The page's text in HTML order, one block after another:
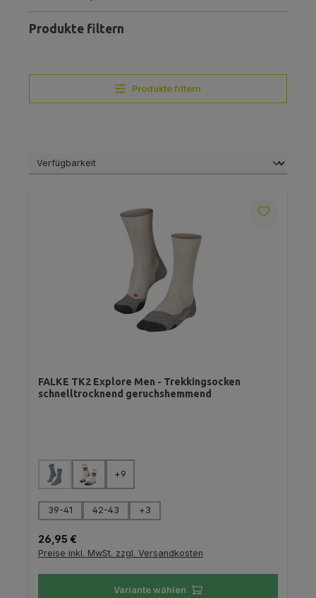
Produkte filtern
Produkte filtern
FALKE TK2 Explore Men - Trekkingsocken
schnelltrocknend geruchshemmend
Farbe auswählen
(Diese Option ist zurzeit nicht verfügbar.)
+9
Größe auswählen
39-41 42-43 +3
Regulärer Preis:
26,95 €
Preise inkl. MwSt. zzgl. Versandkosten
Variante wählen